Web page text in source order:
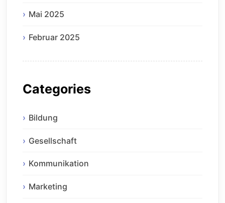
Mai 2025
Februar 2025
Categories
Bildung
Gesellschaft
Kommunikation
Marketing